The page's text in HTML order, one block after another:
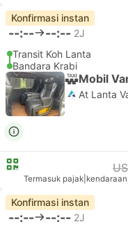
Konfirmasi instan
--:-- --:-- 2J
Transit Koh Lanta
Bandara Krabi
Mobil
At Lanta
Termasuk pajak
Konfirmasi instan
--:-- --:-- 2J